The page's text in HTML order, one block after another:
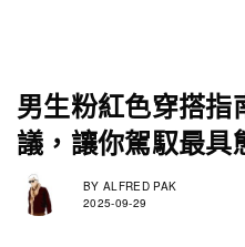
男生粉紅色穿搭指
議，讓你駕馭最具
BY ALFRED PAK
2025-09-29